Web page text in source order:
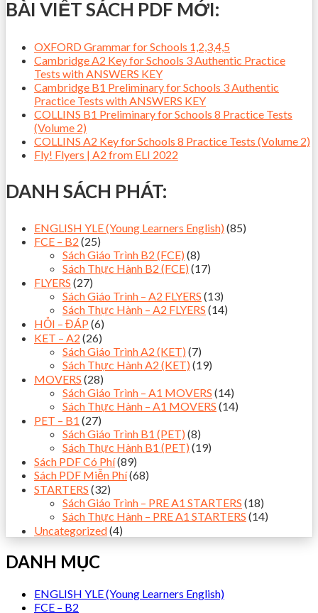
BÀI VIẾT SÁCH PDF MỚI:
OXFORD Grammar for Schools 1,2,3,4,5
Cambridge A2 Key for Schools 3 Authentic Practice
Tests with ANSWERS KEY
Cambridge B1 Preliminary for Schools 3 Authentic
Practice Tests with ANSWERS KEY
COLLINS B1 Preliminary for Schools 8 Practice Tests
(Volume 2)
COLLINS A2 Key for Schools 8 Practice Tests (Volume 2)
Fly! Flyers | A2 from ELI 2022
DANH SÁCH PHÁT:
ENGLISH YLE (Young Learners English) (85)
FCE – B2 (25)
Sách Giáo Trình B2 (FCE) (8)
Sách Thực Hành B2 (FCE) (17)
FLYERS (27)
Sách Giáo Trình – A2 FLYERS (13)
Sách Thực Hành – A2 FLYERS (14)
HỎI – ĐÁP (6)
KET – A2 (26)
Sách Giáo Trình A2 (KET) (7)
Sách Thực Hành A2 (KET) (19)
MOVERS (28)
Sách Giáo Trình – A1 MOVERS (14)
Sách Thực Hành – A1 MOVERS (14)
PET – B1 (27)
Sách Giáo Trình B1 (PET) (8)
Sách Thực Hành B1 (PET) (19)
Sách PDF Có Phí(89)
Sách PDF Miễn Phí(68)
STARTERS (32)
Sách Giáo Trình – PRE A1 STARTERS (18)
Sách Thực Hành – PRE A1 STARTERS (14)
Uncategorized(4)
DANH MỤC
ENGLISH YLE (Young Learners English)
FCE – B2